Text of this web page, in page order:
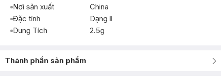
Nơi sản xuất
China
Đặc tính
Dạng lì
Dung Tích
2.5g
Thành phần sản phẩm